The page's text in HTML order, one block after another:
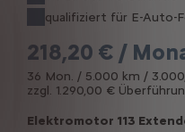
qualifiziert für E-Auto-
218,20 € /
36 Mon. / 5.000 km /
zzgl. 1.290,00 €
Elektromotor 113